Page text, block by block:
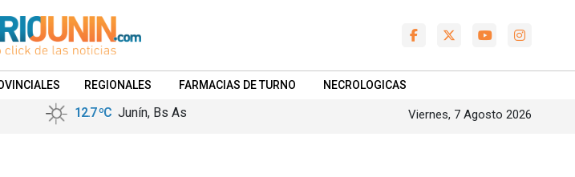
REGIONALES FARMACIAS DE TURNO NECROLOGICAS
12.7 ºC Junín, Bs As Viernes, 7 Agosto 2026